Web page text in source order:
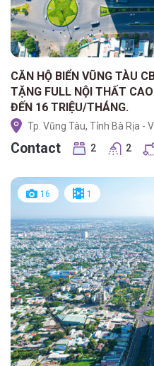
CĂN HỘ BIỂN VŨNG TÀU
TẶNG FULL NỘI THẤT
ĐẾN 16 TRIỆU/THÁNG.
Tp. Vũng Tàu, Tỉnh Bà Rịa -
Contact 2 2
16 1